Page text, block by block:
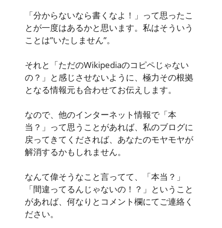
「分からないなら書くなよ！」って思ったこ
とが一度はあるかと思います。私はそういう
ことは”いたしません”。
それと「ただのWikipediaのコピペじゃない
の？」と感じさせないように、極力その根拠
となる情報元も合わせてお伝えします。
なので、他のインターネット情報で「本
当？」って思うことがあれば、私のブログに
戻ってきてくだされば、あなたのモヤモヤが
解消するかもしれません。
なんて偉そうなこと言ってて、「本当？」
「間違ってるんじゃないの！？」ということ
があれば、何なりとコメント欄にてご連絡く
ださい。